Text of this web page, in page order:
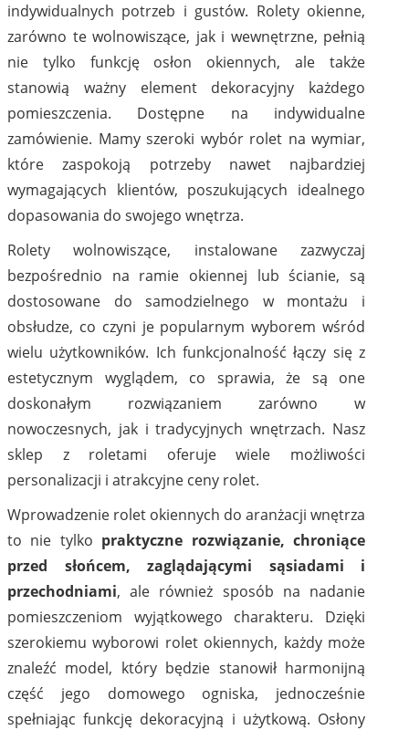
indywidualnych potrzeb i gustów. Rolety okienne,
zarówno te wolnowiszące, jak i wewnętrzne, pełnią
nie tylko funkcję osłon okiennych, ale także
stanowią ważny element dekoracyjny każdego
pomieszczenia. Dostępne na indywidualne
zamówienie. Mamy szeroki wybór rolet na wymiar,
które zaspokoją potrzeby nawet najbardziej
wymagających klientów, poszukujących idealnego
dopasowania do swojego wnętrza.
Rolety wolnowiszące, instalowane zazwyczaj
bezpośrednio na ramie okiennej lub ścianie, są
dostosowane do samodzielnego w montażu i
obsłudze, co czyni je popularnym wyborem wśród
wielu użytkowników. Ich funkcjonalność łączy się z
estetycznym wyglądem, co sprawia, że są one
doskonałym rozwiązaniem zarówno w
nowoczesnych, jak i tradycyjnych wnętrzach. Nasz
sklep z roletami oferuje wiele możliwości
personalizacji i atrakcyjne ceny rolet.
Wprowadzenie rolet okiennych do aranżacji wnętrza
to nie tylko praktyczne rozwiązanie, chroniące
przed słońcem, zaglądającymi sąsiadami i
przechodniami, ale również sposób na nadanie
pomieszczeniom wyjątkowego charakteru. Dzięki
szerokiemu wyborowi rolet okiennych, każdy może
znaleźć model, który będzie stanowił harmonijną
część jego domowego ogniska, jednocześnie
spełniając funkcję dekoracyjną i użytkową. Osłony